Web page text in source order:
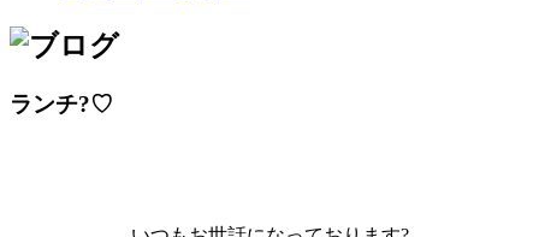
ランチ?♡